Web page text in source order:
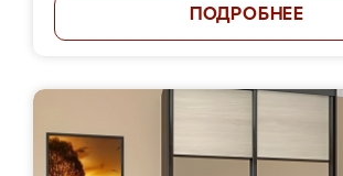
ПОДРОБНЕЕ